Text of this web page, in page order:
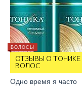
ВОЛОСЫ
ОТЗЫВЫ О ТОНИКЕ
ВОЛОС
Одно время я часто